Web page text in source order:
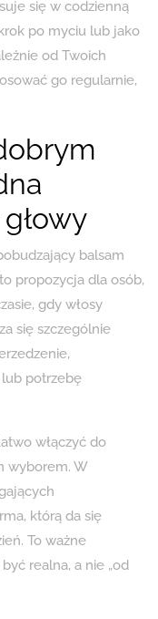
się w codzienną
po myciu lub jako
od Twoich
go regularnie,
balsam
propozycja dla osób,
gdy włosy
się szczególnie
lub potrzebę
włączyć do
wyborem. W
którą da się
To ważne
realna, a nie „od